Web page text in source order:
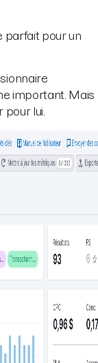
parfait pour un
important. Mais
lui.